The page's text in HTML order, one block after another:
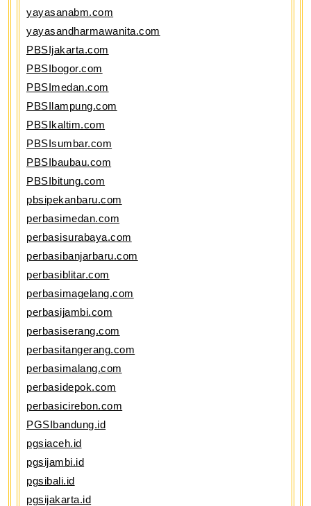
yayasanabm.com
yayasandharmawanita.com
PBSIjakarta.com
PBSIbogor.com
PBSImedan.com
PBSIlampung.com
PBSIkaltim.com
PBSIsumbar.com
PBSIbaubau.com
PBSIbitung.com
pbsipekanbaru.com
perbasimedan.com
perbasisurabaya.com
perbasibanjarbaru.com
perbasiblitar.com
perbasimagelang.com
perbasijambi.com
perbasiserang.com
perbasitangerang.com
perbasimalang.com
perbasidepok.com
perbasicirebon.com
PGSIbandung.id
pgsiaceh.id
pgsijambi.id
pgsibali.id
pgsijakarta.id